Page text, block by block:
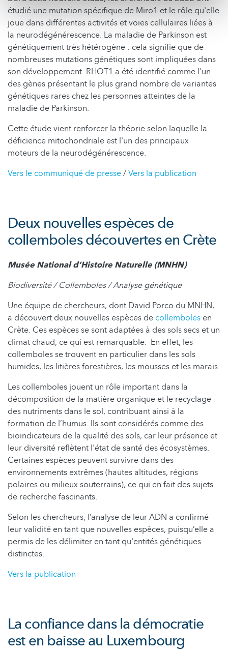
étudié une mutation spécifique de Miro1 et le rôle qu'elle
joue dans différentes activités et voies cellulaires liées à
la neurodégénérescence. La maladie de Parkinson est
génétiquement très hétérogène : cela signifie que de
nombreuses mutations génétiques sont impliquées dans
son développement. RHOT1 a été identifié comme l'un
des gènes présentant le plus grand nombre de variantes
génétiques rares chez les personnes atteintes de la
maladie de Parkinson.
Cette étude vient renforcer la théorie selon laquelle la
déficience mitochondriale est l'un des principaux
moteurs de la neurodégénérescence.
Vers le communiqué de presse/Vers la publication
Deux nouvelles espèces de
collemboles découvertes en Crète
Musée National d’Histoire Naturelle (MNHN)
Biodiversité / Collemboles / Analyse génétique
Une équipe de chercheurs, dont David Porco du MNHN,
a découvert deux nouvelles espèces de collemboles en
Crète. Ces espèces se sont adaptées à des sols secs et un
climat chaud, ce qui est remarquable. En effet, les
collemboles se trouvent en particulier dans les sols
humides, les litières forestières, les mousses et les marais.
Les collemboles jouent un rôle important dans la
décomposition de la matière organique et le recyclage
des nutriments dans le sol, contribuant ainsi à la
formation de l’humus. Ils sont considérés comme des
bioindicateurs de la qualité des sols, car leur présence et
leur diversité reflètent l'état de santé des écosystèmes.
Certaines espèces peuvent survivre dans des
environnements extrêmes (hautes altitudes, régions
polaires ou milieux souterrains), ce qui en fait des sujets
de recherche fascinants.
Selon les chercheurs, l’analyse de leur ADN a confirmé
leur validité en tant que nouvelles espèces, puisqu’elle a
permis de les délimiter en tant qu'entités génétiques
distinctes.
Vers la publication
La confiance dans la démocratie
est en baisse au Luxembourg